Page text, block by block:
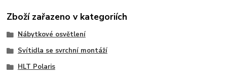
Zboží zařazeno v kategoriích
Nábytkové osvětlení
Svítidla se svrchní montáží
HLT Polaris